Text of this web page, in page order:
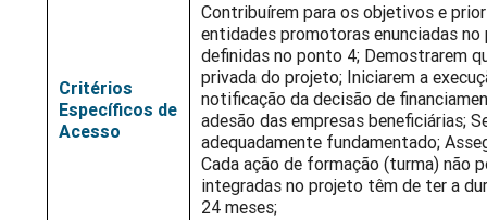
Critérios
Específicos de
Acesso
Contribuírem para os objetivos e
entidades promotoras enunciadas
definidas no ponto 4; Demostrarem
privada do projeto; Iniciarem a
notificação da decisão de
adesão das empresas beneficiárias;
adequadamente fundamentado;
Cada ação de formação (turma) não
integradas no projeto têm de ter a
24 meses;